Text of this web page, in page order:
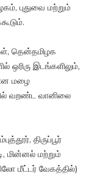
புதுவை மற்றும்
தென்தமிழக
ஒரிரு இடங்களிலும்,
மழை
வறண்ட வானிலை
திருப்பூர்
மின்னல் மற்றும்
மீட்டர் வேகத்தில்)